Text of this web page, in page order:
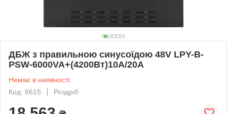
ДБЖ з правильною синусоїдою 48V LPY-B-
PSW-6000VA+(4200Вт)10A/20A
Немає в наявності
Код: 6615
Роздріб